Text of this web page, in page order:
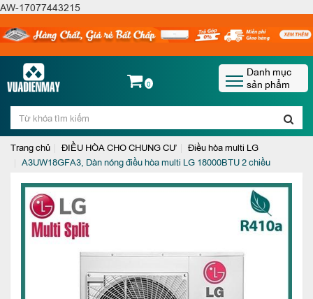
AW-17077443215
0
Danh mục
sản phẩm
Trang chủ ĐIỀU HÒA CHO CHUNG CƯ
Điều hòa multi LG
A3UW18GFA3, Dàn nóng điều hòa multi LG 18000BTU 2 chiều